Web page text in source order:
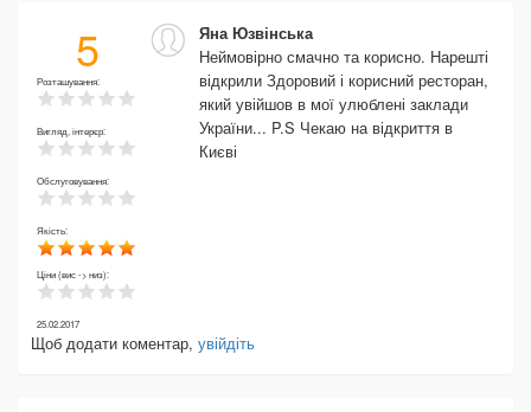
5
Розташування:
Вигляд, інтерєр:
Обслуговування:
Якість:
Ціни (вис -> низ):
Яна Юзвінська
Неймовірно смачно та корисно. Нарешті
відкрили Здоровий і корисний ресторан,
який увійшов в мої улюблені заклади
України... P.S Чекаю на відкриття в
Києві
25.02.2017
Щоб додати коментар, увійдіть